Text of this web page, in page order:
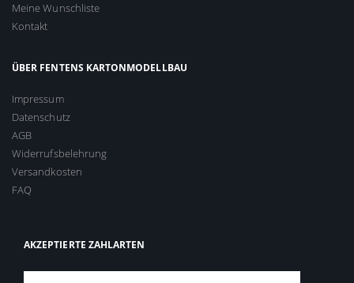
Meine Wunschliste
Kontakt
ÜBER FENTENS KARTONMODELLBAU
Impressum
Datenschutz
AGB
Widerrufsbelehrung
Versandkosten
FAQ
AKZEPTIERTE ZAHLARTEN